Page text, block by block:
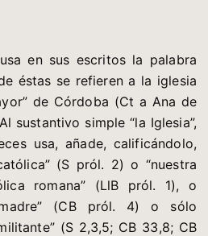
en sus escritos la palabra
éstas se refieren a la iglesia
de Córdoba (Ct a Ana de
sustantivo simple “la Iglesia”,
usa, añade, calificándolo,
(S pról. 2) o “nuestra
romana” (LlB pról. 1), o
madre” (CB pról. 4) o sólo
(S 2,3,5; CB 33,8; CB